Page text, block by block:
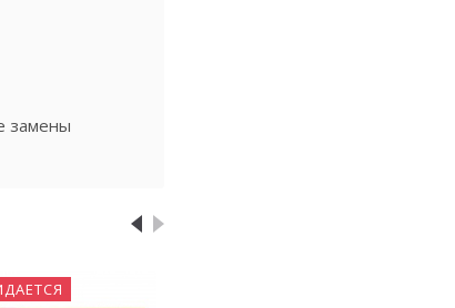
замены